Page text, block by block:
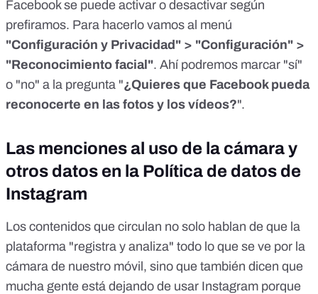
Facebookse puede activar o desactivar según
prefiramos. Para hacerlo vamos al menú
"Configuración y Privacidad" > "Configuración" >
"Reconocimiento facial". Ahí podremos marcar "sí"
o "no" a la pregunta "¿Quieres que Facebook pueda
reconocerte en las fotos y los vídeos?".
Las menciones al uso de la cámara y
otros datos en la Política de datos de
Instagram
Los contenidos que circulan no solo hablan de que la
plataforma "registra y analiza" todo lo que se ve por la
cámara de nuestro móvil, sino que también dicen que
mucha gente está dejando de usar Instagram porque